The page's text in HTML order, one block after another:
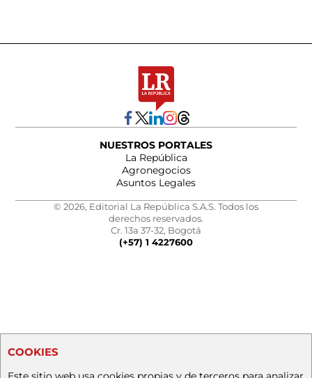
NUESTROS PORTALES
La República
Agronegocios
Asuntos Legales
© 2026, Editorial La República S.A.S. Todos los
derechos reservados.
Cr. 13a 37-32, Bogotá
(+57) 1 4227600
COOKIES